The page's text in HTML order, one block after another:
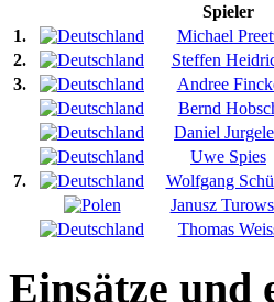
Spieler
1.
Michael
2.
Steffen
3.
Andree
Bernd
Daniel
Uwe Spies
7.
Wolfgang
Janusz
Thomas
Einsätze und